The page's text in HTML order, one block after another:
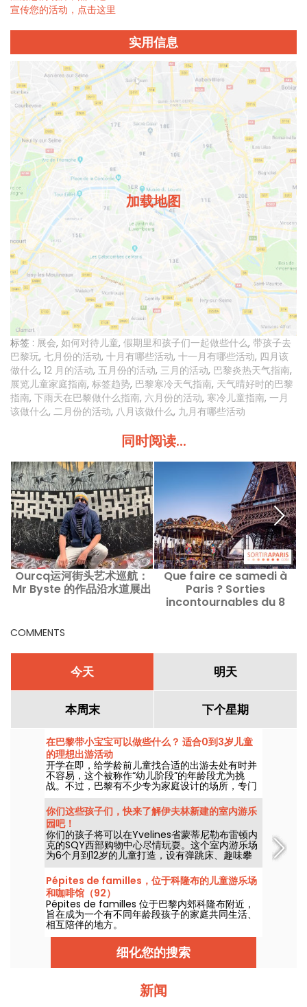
宣传您的活动，点击这里
实用信息
加载地图
标签 : 展会, 如何对待儿童, 假期里和孩子们一起做些什么, 带孩子去
巴黎玩, 七月份的活动, 十月有哪些活动, 十一月有哪些活动, 四月该
做什么, 12 月的活动, 五月份的活动, 三月的活动, 巴黎炎热天气指南,
展览儿童家庭指南, 标签趋势, 巴黎寒冷天气指南, 天气晴好时的巴黎
指南, 下雨天在巴黎做什么指南, 六月份的活动, 寒冷儿童指南, 一月
该做什么, 二月份的活动, 八月该做什么, 九月有哪些活动
同时阅读...
Ourcq运河街头艺术巡航：
Mr Byste 的作品沿水道展出
Que faire ce samedi à
Paris ? Sorties
incontournables du 8
COMMENTS
今天 明天
本周末 下个星期
在巴黎带小宝宝可以做些什么？ 适合0到3岁儿童
的理想出游活动
开学在即，给学龄前儿童找合适的出游去处有时并
不容易，这个被称作“幼儿阶段”的年龄段尤为挑
战。不过，巴黎有不少专为家庭设计的场所，专门
为小朋友营造启蒙氛围，让他们在温柔的惊喜中慢
慢发现世界。
你们这些孩子们，快来了解伊夫林新建的室内游乐
园吧！
你们的孩子将可以在Yvelines省蒙蒂尼勒布雷顿内
克的SQY西部购物中心尽情玩耍。这个室内游乐场
为6个月到12岁的儿童打造，设有弹跳床、趣味攀
爬区、彩色球池以及迷你驾驶学校，让家庭在安全
的环境中享受欢乐时光。我们为您展示这些丰富多
彩的空间。
Pépites de familles，位于科隆布的儿童游乐场
和咖啡馆（92）
Pépites de familles 位于巴黎内郊科隆布附近，
旨在成为一个有不同年龄段孩子的家庭共同生活、
相互陪伴的地方。
细化您的搜索
新闻